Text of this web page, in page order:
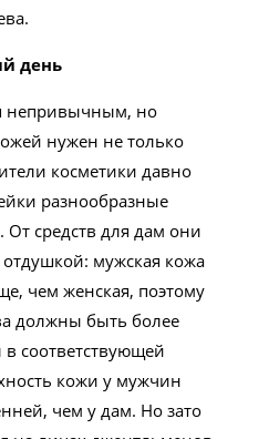
день
непривычным, но
нужен не только
косметики давно
разнообразные
средств для дам они
мужская кожа
чем женская, поэтому
должны быть более
соответствующей
кожи у мужчин
чем у дам. Но зато